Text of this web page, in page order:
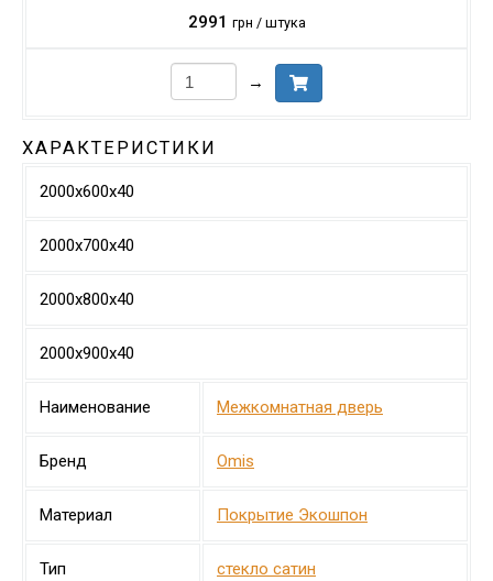
2991 грн / штука
→
ХАРАКТЕРИСТИКИ
2000х600х40
2000х700х40
2000х800х40
2000х900х40
Наименование Межкомнатная дверь
Бренд Omis
Материал Покрытие Экошпон
Тип стекло сатин